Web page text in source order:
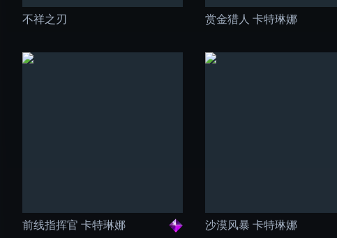
不祥之刃 赏金猎人 卡特琳娜
前线指挥官 卡特琳娜 沙漠风暴 卡特琳娜